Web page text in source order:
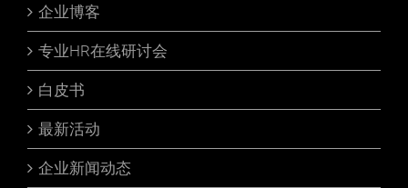
企业博客
专业HR在线研讨会
白皮书
最新活动
企业新闻动态